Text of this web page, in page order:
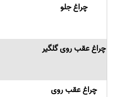
چراغ جلو
چراغ عقب روی گلگیر
چراغ عقب روی